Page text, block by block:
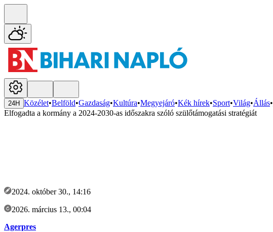
24H Közélet•Belföld•Gazdaság•Kultúra•Megyejáró•Kék hírek•Sport•Világ•Állás•
Elfogadta a kormány a 2024-2030-as időszakra szóló szülőtámogatási stratégiát
2024. október 30., 14:16
2026. március 13., 00:04
Agerpres